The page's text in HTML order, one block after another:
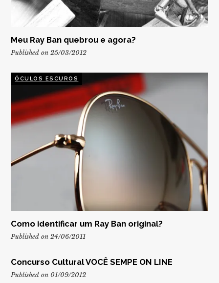
Meu Ray Ban quebrou e agora?
Published on 25/03/2012
ÓCULOS ESCUROS
Como identificar um Ray Ban original?
Published on 24/06/2011
Concurso Cultural VOCÊ SEMPE ON LINE
Published on 01/09/2012